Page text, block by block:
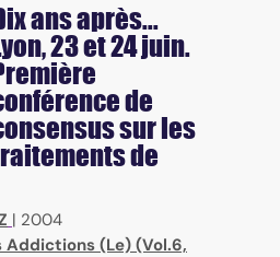
ans après...
23 et 24 juin.
de
sur les
de
| 2004
Addictions (Le) (Vol.6,